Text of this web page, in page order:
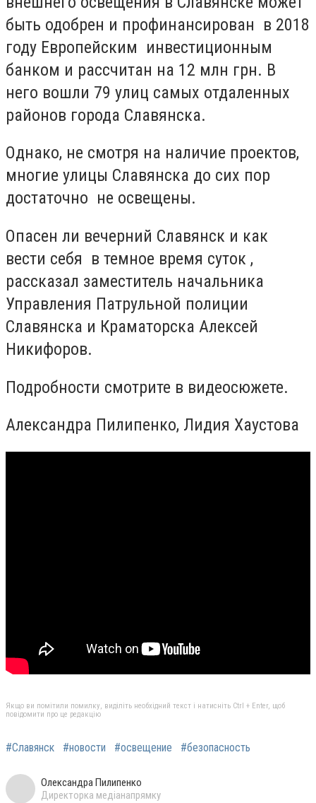
быть одобрен и профинансирован в 2018
году Европейским инвестиционным
банком и рассчитан на 12 млн грн. В
него вошли 79 улиц самых отдаленных
районов города Славянска.
Однако, не смотря на наличие проектов,
многие улицы Славянска до сих пор
достаточно не освещены.
Опасен ли вечерний Славянск и как
вести себя в темное время суток ,
рассказал заместитель начальника
Управления Патрульной полиции
Славянска и Краматорска Алексей
Никифоров.
Подробности смотрите в видеосюжете.
Александра Пилипенко, Лидия Хаустова
Якщо ви помітили помилку, виділіть необхідний текст і натисніть Ctrl + Enter, щоб
повідомити про це редакцію
#Славянск #новости #освещение #безопасность
Олександра Пилипенко
Директорка медіанапрямку